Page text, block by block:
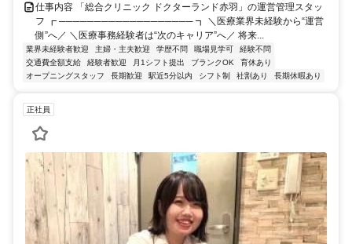
仕事内容 「総合クリニック ドクターランド赤羽」の運営管理スタッ
フ ┏ ─────────────────── ┓ ＼医療業界未経験から“運営
側”へ／ ＼医療事務経験者は“次のキャリア”へ／ 将来...
業界未経験者歓迎 主婦・主夫歓迎 学歴不問 職場見学可
経験不問
交通費全額支給
経験者歓迎 月1シフト提出 ブランクOK
育休あり
オープニングスタッフ
長期歓迎 駅近5分以内 シフト制 社割あり 長期休暇あり
正社員